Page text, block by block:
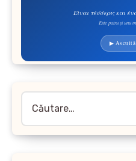
Είναι τέσσερις και
Este patru și unu
▶
după: